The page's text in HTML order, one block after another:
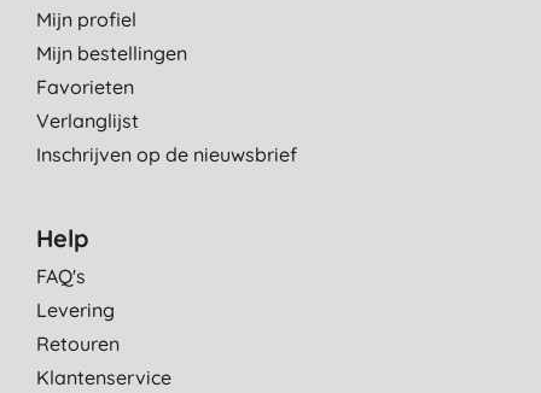
Mijn profiel
Mijn bestellingen
Favorieten
Verlanglijst
Inschrijven op de nieuwsbrief
Help
FAQ's
Levering
Retouren
Klantenservice